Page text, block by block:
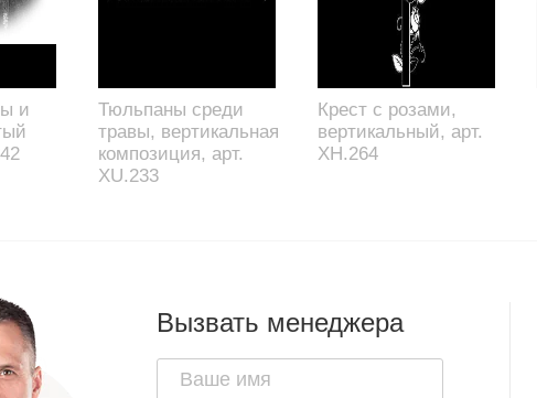
и
Тюльпаны среди
травы, вертикальная
композиция, арт.
XU.233
Крест с розами,
вертикальный, арт.
XH.264
Вызвать менеджера